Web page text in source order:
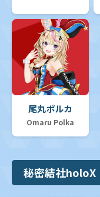
尾丸ポルカ
Omaru Polka
秘密結社holoX